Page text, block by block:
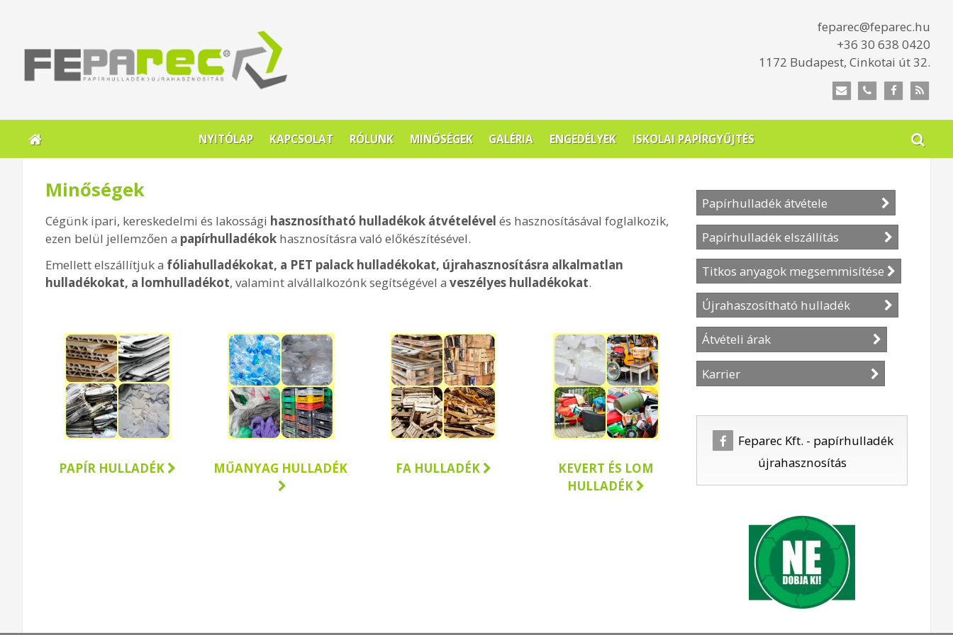
feparec@feparec.hu
+36 30 638 0420
1172 Budapest, Cinkotai út 32.
NYITÓLAP KAPCSOLAT RÓLUNK MINŐSÉGEK GALÉRIA ENGEDÉLYEK ISKOLAI PAPÍRGYŰJTÉS
Minőségek
Cégünk ipari, kereskedelmi és lakossági hasznosítható hulladékok átvételével és hasznosításával foglalkozik,
ezen belül jellemzően a papírhulladékokhasznosításra való előkészítésével.
Emellett elszállítjuk a fóliahulladékokat, a PET palack hulladékokat, újrahasznosításra alkalmatlan
hulladékokat, a lomhulladékot, valamint alvállalkozónk segítségével a veszélyes hulladékokat.
PAPÍR HULLADÉK MŰANYAG HULLADÉK FA HULLADÉK
KEVERT ÉS LOM
HULLADÉK
Papírhulladék átvétele
Papírhulladék elszállítás
Titkos anyagok megsemmisítése
Újrahaszosítható hulladék
Átvételi árak
Karrier
Feparec Kft. - papírhulladék
újrahasznosítás